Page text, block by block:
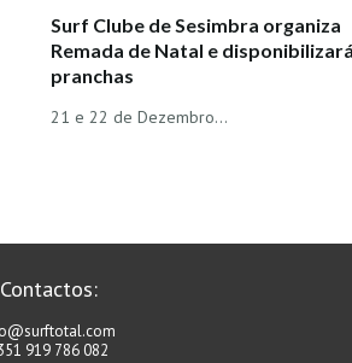
Surf Clube de Sesimbra organiza
Remada de Natal e disponibilizará
pranchas
21 e 22 de Dezembro...
Contactos:
919 786 082